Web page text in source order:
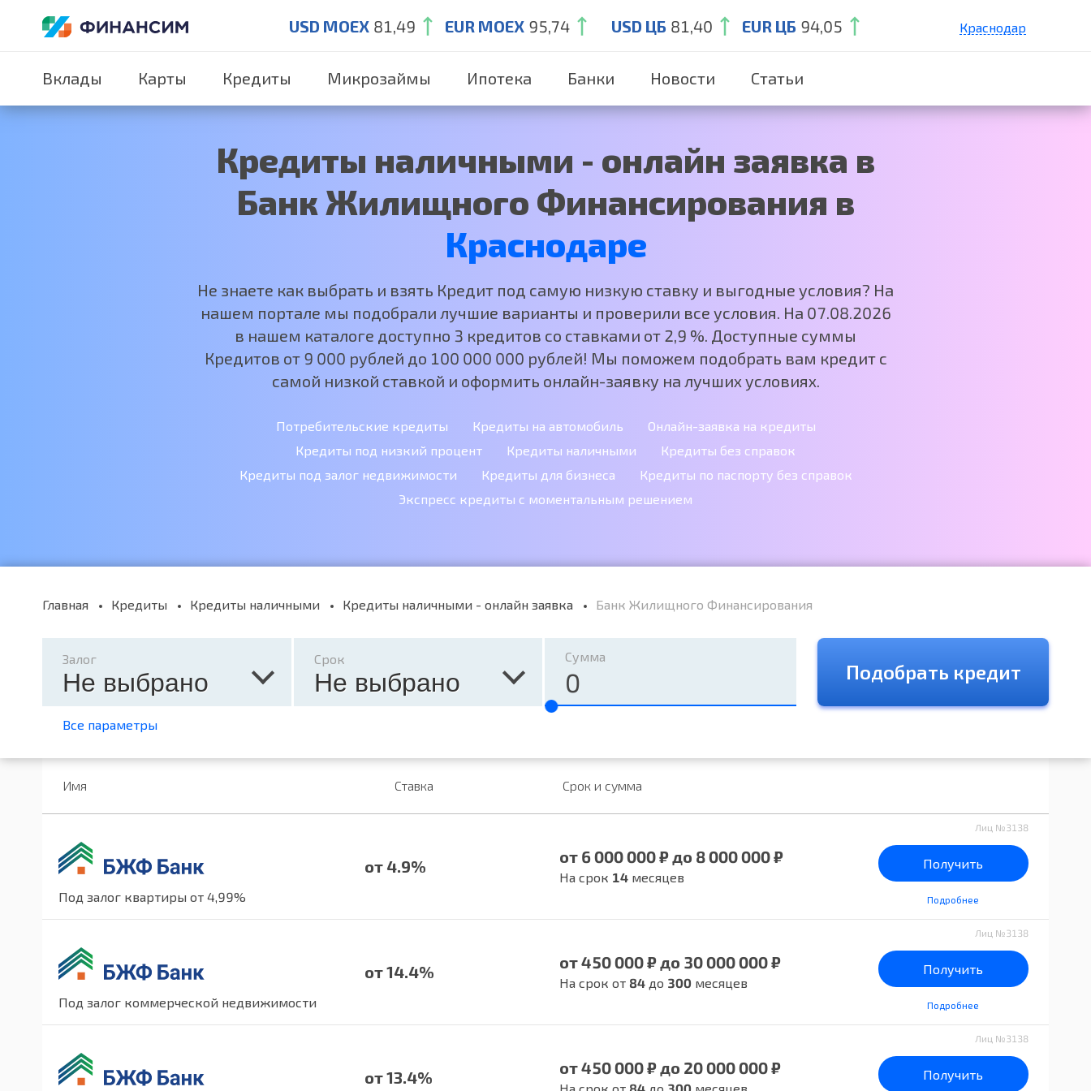
USD MOEX 81,49 EUR MOEX 95,74 USD ЦБ 81,40 EUR ЦБ 94,05 Краснодар
Нижний Новгород
Вклады Карты Кредиты Микрозаймы Ипотека Банки Новости Статьи
Кредиты наличными - онлайн заявка в
Банк Жилищного Финансирования в
Краснодаре
Не знаете как выбрать и взять Кредит под самую низкую ставку и выгодные условия? На
нашем портале мы подобрали лучшие варианты и проверили все условия. На 07.08.2026
в нашем каталоге доступно 3 кредитов со ставками от 2,9 %. Доступные суммы
Кредитов от 9 000 рублей до 100 000 000 рублей! Мы поможем подобрать вам кредит с
самой низкой ставкой и оформить онлайн-заявку на лучших условиях.
Потребительские кредиты Кредиты на автомобиль
Онлайн-заявка на кредиты
Кредиты под низкий процент
Кредиты наличными
Кредиты без справок
Кредиты под залог недвижимости
Кредиты для бизнеса
Кредиты по паспорту без справок
Экспресс кредиты с моментальным решением
Главная Кредиты Кредиты наличными Кредиты наличными - онлайн заявка Банк Жилищного Финансирования
Залог
Не выбрано
Срок
Не выбрано
Сумма
Подобрать кредит
Все параметры
Имя Ставка Срок и сумма
Под залог квартиры от 4,99%
от 4.9% от 6 000 000 ₽ до 8 000 000 ₽
На срок 14месяцев
Лиц №3138
Получить
Подробнее
Под залог коммерческой недвижимости
от 14.4% от 450 000 ₽ до 30 000 000 ₽
На срок от 84до 300месяцев
Лиц №3138
Получить
Подробнее
от 13.4% от 450 000 ₽ до 20 000 000 ₽
На срок от 84до 300месяцев
Лиц №3138
Получить